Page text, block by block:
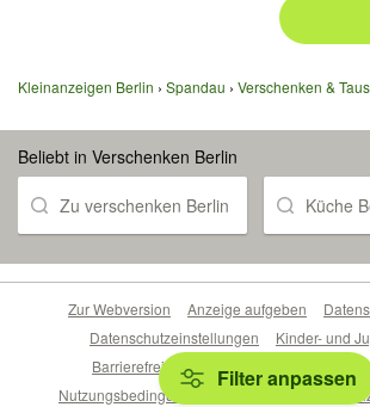
Kleinanzeigen Berlin Spandau Verschenken &
Beliebt in Verschenken Berlin
Zu verschenken Berlin Küche
Filter anpassen
Zur Webversion Anzeige aufgeben
Datenschutzeinstellungen
Kinder- und
Barrierefreiheitserklärung
Nutzungsbedingungen
Beliebte Suchen